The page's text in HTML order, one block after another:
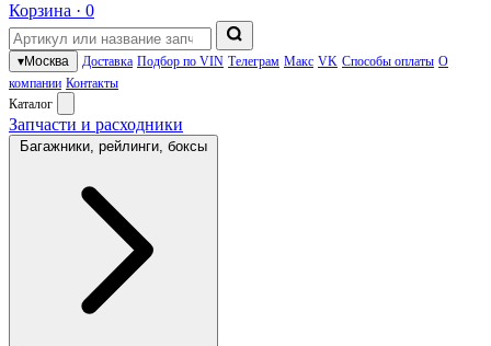
Корзина · 0
▾Москва Доставка Подбор по VIN Телеграм Макс VK Способы оплаты О
компании Контакты
Каталог
Запчасти и расходники
Багажники, рейлинги, боксы